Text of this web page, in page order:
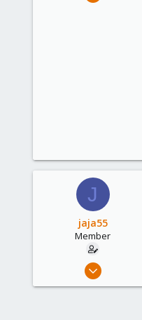
J
jaja55
Member
Jun 15, 2023